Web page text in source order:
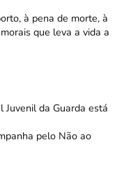
à pena de morte, à
que leva a vida a
da Guarda está
pelo Não ao